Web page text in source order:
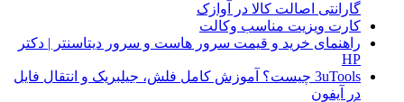
گارانتی اصالت کالا در آوازک
کارت ویزیت مناسب وکالت
راهنمای خرید و قیمت سرور هاست و سرور دیتاسنتر | دکتر
HP
3uTools چیست؟ آموزش کامل فلش، جیلبریک و انتقال فایل
در آیفون